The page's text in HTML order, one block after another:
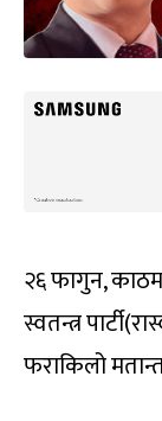
२६ फागुन,
स्वतन्त्र
फराकिलो